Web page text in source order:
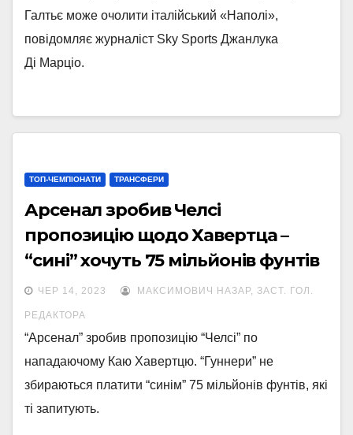
Галтьє може очолити італійський «Наполі»,
повідомляє журналіст Sky Sports Джанлука
Ді Марціо.
ТОП-ЧЕМПІОНАТИ ТРАНСФЕРИ
Арсенал зробив Челсі
пропозицію щодо Хавертца –
“cині” хочуть 75 мільйонів фунтів
ЧЕР 14, 2023 МАКСИМОВИЧ НАЗАР, ЗАСТ. ГОЛ.
РЕДАКТОРА
“Арсенал” зробив пропозицію “Челсі” по
нападаючому Каю Хавертцю. “Гуннери” не
збираються платити “синім” 75 мільйонів фунтів, які
ті запитують.